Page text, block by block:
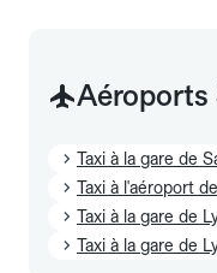
Aéroports
Taxi à la gare de
Taxi à l'aéroport
Taxi à la gare de
Taxi à la gare de